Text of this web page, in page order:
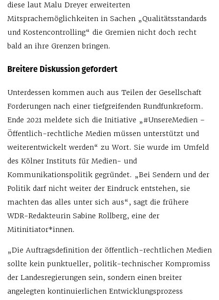
diese laut Malu Dreyer erweiterten
Mitsprachemöglichkeiten in Sachen „Qualitätsstandards
und Kostencontrolling“ die Gremien nicht doch recht
bald an ihre Grenzen bringen.
Breitere Diskussion gefordert
Unterdessen kommen auch aus Teilen der Gesellschaft
Forderungen nach einer tiefgreifenden Rundfunkreform.
Ende 2021 meldete sich die Initiative „#UnsereMedien –
Öffentlich-rechtliche Medien müssen unterstützt und
weiterentwickelt werden“ zu Wort. Sie wurde im Umfeld
des Kölner Instituts für Medien- und
Kommunikationspolitik gegründet. „Bei Sendern und der
Politik darf nicht weiter der Eindruck entstehen, sie
machten das alles unter sich aus“, sagt die frühere
WDR-Redakteurin Sabine Rollberg, eine der
Mitinitiator*innen.
„Die Auftragsdefinition der öffentlich-rechtlichen Medien
sollte kein punktueller, politik-technischer Kompromiss
der Landesregierungen sein, sondern einen breiter
angelegten kontinuierlichen Entwicklungsprozess